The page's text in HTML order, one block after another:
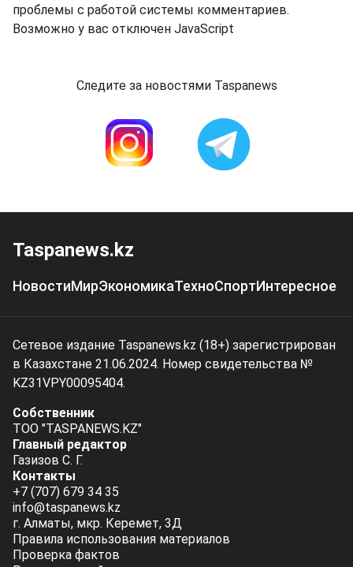
проблемы с работой системы комментариев.
Возможно у вас отключен JavaScript
Следите за новостями Taspanews
Taspanews.kz
НовостиМирЭкономикаТехноСпортИнтересное
Сетевое издание Taspanews.kz (18+) зарегистрирован
в Казахстане 21.06.2024. Номер свидетельства №
KZ31VPY00095404.
Собственник
ТОО "TASPANEWS.KZ"
Главный редактор
Газизов С. Г.
Контакты
+7 (707) 679 34 35
info@taspanews.kz
г. Алматы, мкр. Керемет, 3Д
Правила использования материалов
Проверка фактов